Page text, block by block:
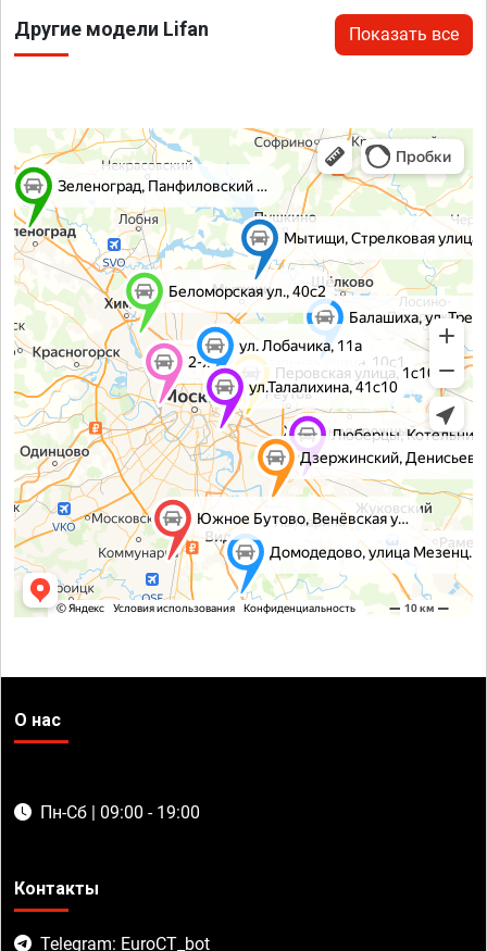
Другие модели Lifan Показать все
О нас
Пн-Сб | 09:00 - 19:00
Контакты
Telegram: EuroCT_bot